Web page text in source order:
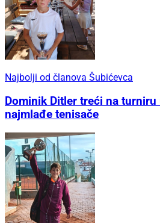
Najbolji od članova Šubićevca
Dominik Ditler treći na
najmlađe tenisače